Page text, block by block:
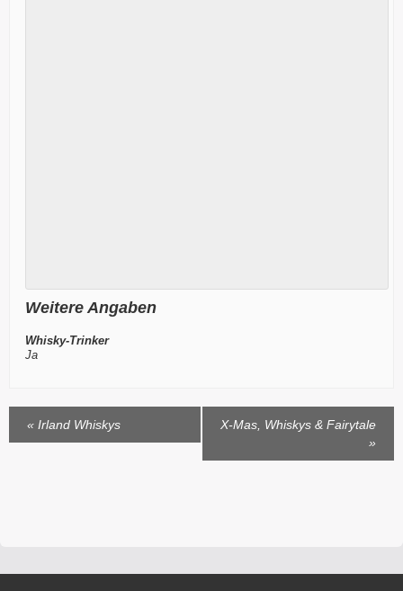
Weitere Angaben
Whisky-Trinker
Ja
Veranstaltung
« Irland Whiskys
X-Mas, Whiskys & Fairytale
»